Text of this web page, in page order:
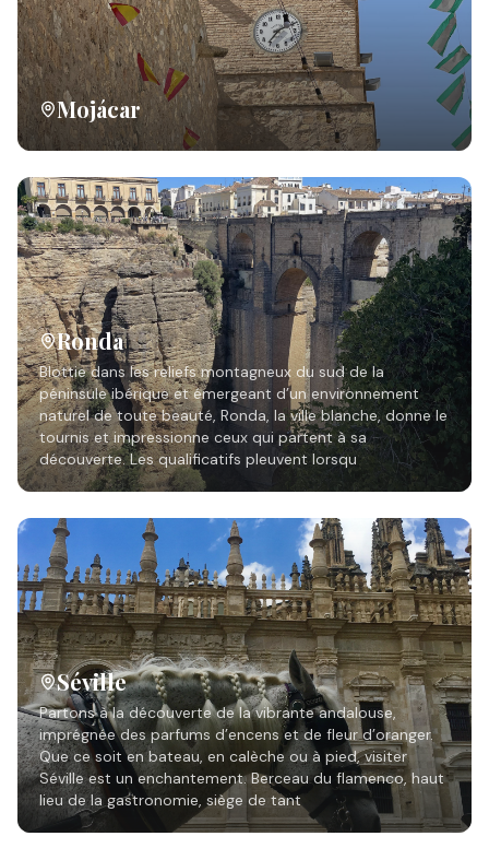
Mojácar
Ronda
Blottie dans les reliefs montagneux du sud de la
péninsule ibérique et émergeant d’un environnement
naturel de toute beauté, Ronda, la ville blanche, donne le
tournis et impressionne ceux qui partent à sa
découverte. Les qualificatifs pleuvent lorsqu
Séville
Partons à la découverte de la vibrante andalouse,
imprégnée des parfums d’encens et de fleur d’oranger.
Que ce soit en bateau, en calèche ou à pied, visiter
Séville est un enchantement. Berceau du flamenco, haut
lieu de la gastronomie, siège de tant